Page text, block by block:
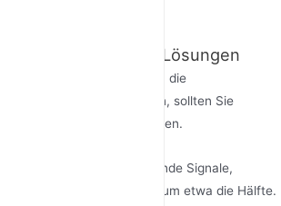
und Repeater-Lösungen
und Konfiguration die
immer noch nicht erfüllen, sollten Sie
in Betracht ziehen.
verstärken bestehende Signale,
jedoch typischerweise um etwa die Hälfte.